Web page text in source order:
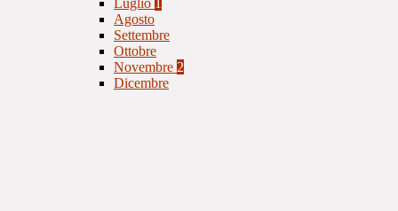
Luglio 1
Agosto
Settembre
Ottobre
Novembre 2
Dicembre